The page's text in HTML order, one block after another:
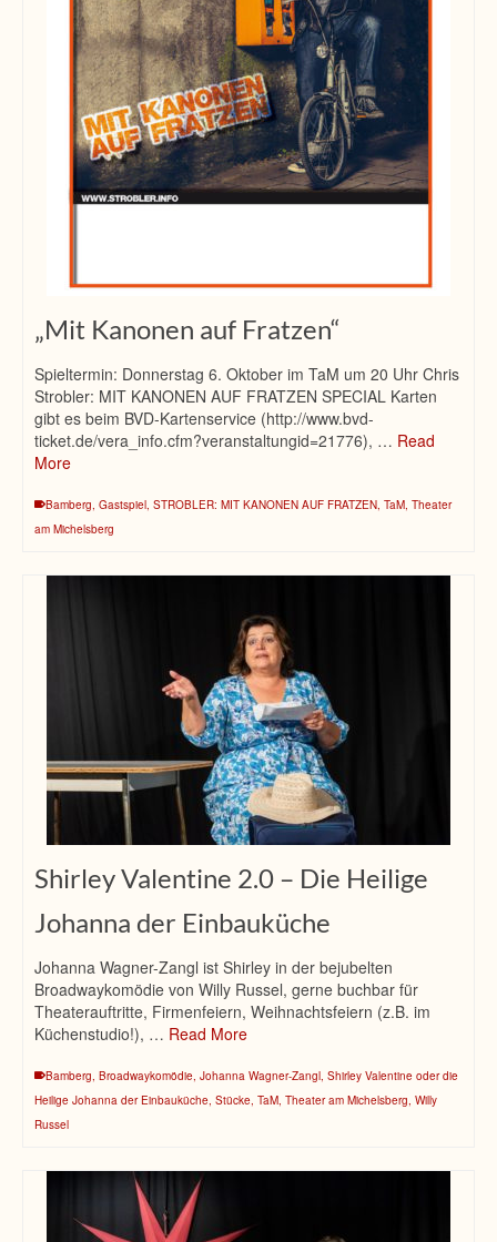
„Mit Kanonen auf Fratzen“
Spieltermin: Donnerstag 6. Oktober im TaM um 20 Uhr Chris
Strobler: MIT KANONEN AUF FRATZEN SPECIAL Karten
gibt es beim BVD-Kartenservice (http://www.bvd-
ticket.de/vera_info.cfm?veranstaltungid=21776), … Read
More
Bamberg, Gastspiel, STROBLER: MIT KANONEN AUF FRATZEN, TaM, Theater
am Michelsberg
Shirley Valentine 2.0 – Die Heilige
Johanna der Einbauküche
Johanna Wagner-Zangl ist Shirley in der bejubelten
Broadwaykomödie von Willy Russel, gerne buchbar für
Theaterauftritte, Firmenfeiern, Weihnachtsfeiern (z.B. im
Küchenstudio!), … Read More
Bamberg, Broadwaykomödie, Johanna Wagner-Zangl, Shirley Valentine oder die
Heilige Johanna der Einbauküche, Stücke, TaM, Theater am Michelsberg, Willy
Russel